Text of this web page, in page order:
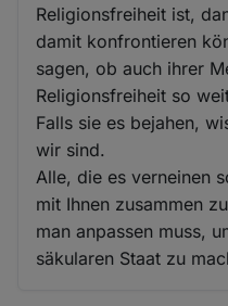
Religionsfreiheit ist,
damit konfrontieren
sagen, ob auch ihrer
Religionsfreiheit so
Falls sie es bejahen,
wir sind.
Alle, die es verneinen
mit Ihnen zusammen
man anpassen muss,
säkularen Staat zu